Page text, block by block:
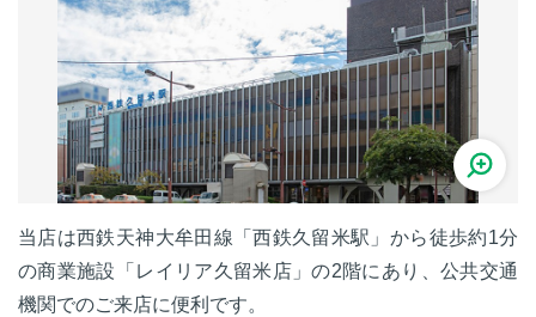
当店は西鉄天神大牟田線「西鉄久留米駅」から徒歩約1分
の商業施設「レイリア久留米店」の2階にあり、公共交通
機関でのご来店に便利です。